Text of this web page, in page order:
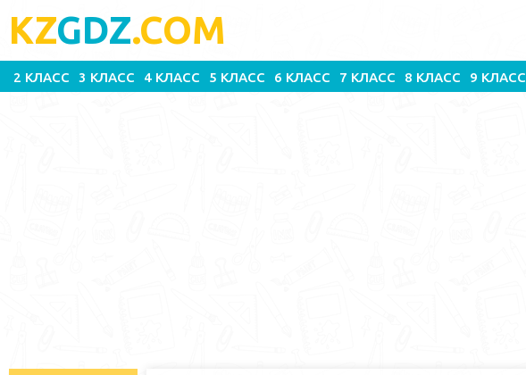
KZGDZ.COM
2 КЛАСС 3 КЛАСС 4 КЛАСС 5 КЛАСС 6 КЛАСС 7 КЛАСС 8 КЛАСС 9 КЛАСС